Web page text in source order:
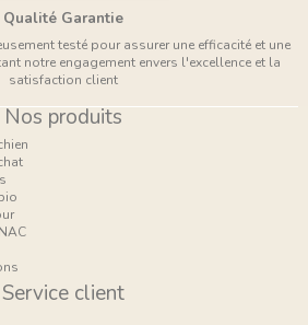
Qualité Garantie
testé pour assurer une efficacité et une
notre engagement envers l'excellence et la
satisfaction client
Nos produits
Service client